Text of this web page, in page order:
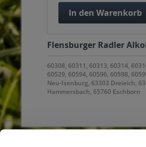
In den Warenkorb
Flensburger Radler
60308, 60311, 60313, 60314,
60529, 60594, 60596, 60598,
Neu-Isenburg, 63303 Dreieich,
Hammersbach, 65760 Eschborn